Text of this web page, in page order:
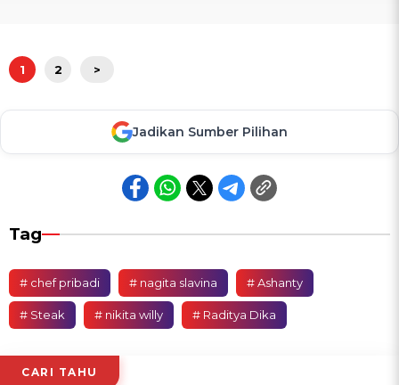
1 2 >
Jadikan Sumber Pilihan
Tag
# chef pribadi # nagita slavina # Ashanty
# Steak # nikita willy # Raditya Dika
CARI TAHU